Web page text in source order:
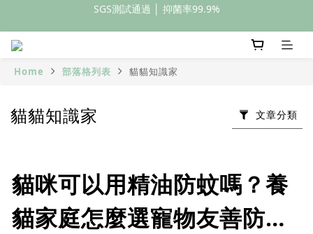
全館滿額399元免運
全館滿額399元免運
Home 部落格列表 貓貓知識家
貓貓知識家 文章分類
貓咪可以用精油防蚊嗎？養
貓家庭怎麼選寵物友善防蚊